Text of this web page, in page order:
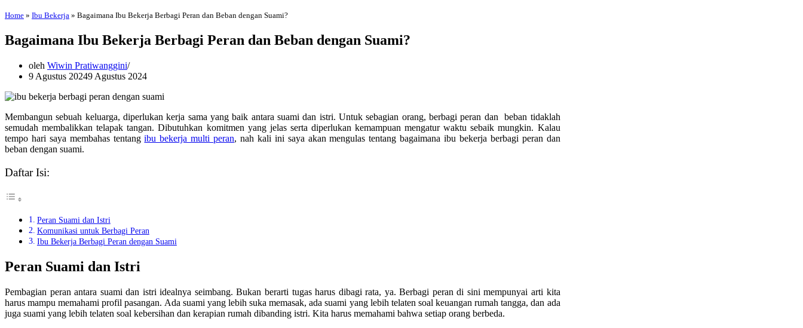
Home » Ibu Bekerja » Bagaimana Ibu Bekerja Berbagi Peran dan Beban dengan Suami?
Bagaimana Ibu Bekerja Berbagi Peran dan Beban dengan Suami?
oleh Wiwin Pratiwanggini
9 Agustus 20249 Agustus 2024
Membangun sebuah keluarga, diperlukan kerja sama yang baik antara suami dan istri. Untuk sebagian orang, berbagi peran dan beban tidaklah
semudah membalikkan telapak tangan. Dibutuhkan komitmen yang jelas serta diperlukan kemampuan mengatur waktu sebaik mungkin. Kalau
tempo hari saya membahas tentangibu bekerja multi peran, nah kali ini saya akan mengulas tentang bagaimana ibu bekerja berbagi peran dan
beban dengan suami.
Daftar Isi:
Peran Suami dan Istri
Komunikasi untuk Berbagi Peran
Ibu Bekerja Berbagi Peran dengan Suami
Peran Suami dan Istri
Pembagian peran antara suami dan istri idealnya seimbang. Bukan berarti tugas harus dibagi rata, ya. Berbagi peran di sini mempunyai arti kita
harus mampu memahami profil pasangan. Ada suami yang lebih suka memasak, ada suami yang lebih telaten soal keuangan rumah tangga, dan ada
juga suami yang lebih telaten soal kebersihan dan kerapian rumah dibanding istri. Kita harus memahami bahwa setiap orang berbeda.